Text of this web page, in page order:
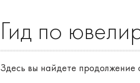
Гид по
Здесь вы найдете